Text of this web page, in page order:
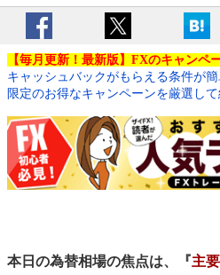
【毎月更新！最新版】FXのキャンペ
キャッシュバックがもらえる条件が
限定のお得なキャンペーンを厳選して
本日の為替相場の焦点は、『主